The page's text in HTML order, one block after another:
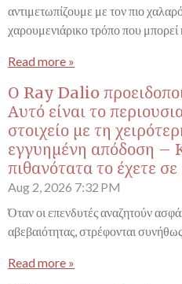
αντιμετωπίζουμε με τον πιο
χαρουμενιάρικο τρόπο που μπορεί
Read more »
Ο Ray Dalio
Αυτό είναι το
στοιχείο με τη
εγγυημένη απόδοση –
πιθανότατα το έχετε
Aug 2, 2026 7:32 PM
Όταν οι επενδυτές αναζητούν
αβεβαιότητας, στρέφονται
Read more »